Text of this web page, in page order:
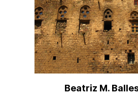
Beatriz M.